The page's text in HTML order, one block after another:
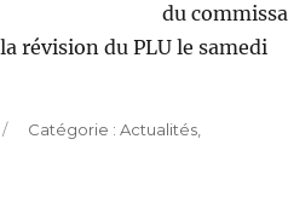
du
révision du PLU le samedi
Catégories
Actualités,